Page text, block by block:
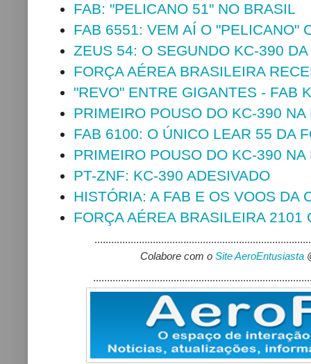
FAB: "PELICANO 51" NO BRASIL
FAB 6551: VEM AÍ O "PELICANO"
ZEUS 54: O SEGUNDO KC-390
FORÇA AÉREA BRASILEIRA
"REVO" ENTRE GIGANTES - FAB
PRIMEIRO POUSO DO KC-390
FAB 6100: O ÚNICO LEAR 55 DA
PRIMEIRO POUSO DO KC-390
PT-ZNF: KC-390 ADESIVADO
HISTÓRIA: A FAB E OS VOOS DA
FORÇA AÉREA BRASILEIRA 2101
Colabore com o Site AeroEntusiasta